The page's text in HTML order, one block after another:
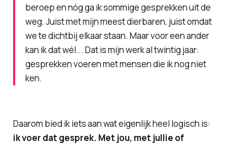
beroep en nóg ga ik sommige gesprekken uit de
weg. Juist met mijn meest dierbaren, juist omdat
we te dichtbij elkaar staan. Maar voor een ander
kan ik dat wél... Dat is mijn werk al twintig jaar:
gesprekken voeren met mensen die ik nog niet
ken.
Daarom bied ik iets aan wat eigenlijk heel logisch is:
ik voer dat gesprek. Met jou, met jullie of